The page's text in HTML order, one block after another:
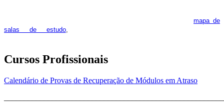
mapa de
salas de estudo,
Cursos Profissionais
Calendário de Provas de Recuperação de Módulos em Atraso